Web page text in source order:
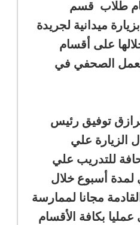
طلاب قسم
ميدانية لجريدة
على أقسام
الصحفي في
توفيق رئيس
الزيارة علي
للتدريب علي
أسبوع خلال
مجانا لممارسة
بكافة الأقسام